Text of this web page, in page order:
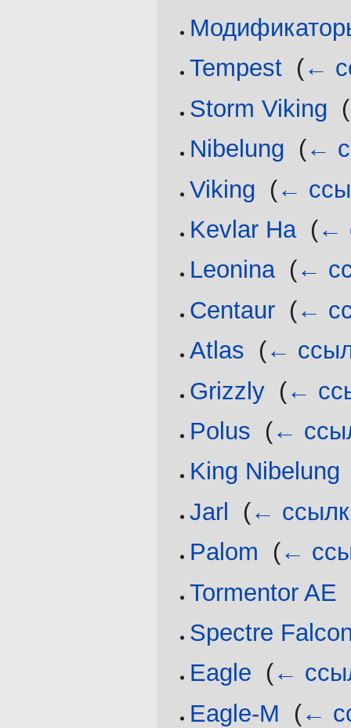
Tempest (←
Storm Viking (
Nibelung (←
Viking (←
Kevlar Ha‎ (←
Leonina‎ (←
Centaur (←
Atlas (←
Grizzly (←
Polus (←
King Nibelung
Jarl
(←
Palom
(←
Tormentor AE
Spectre
Eagle (←
Eagle-M
(←